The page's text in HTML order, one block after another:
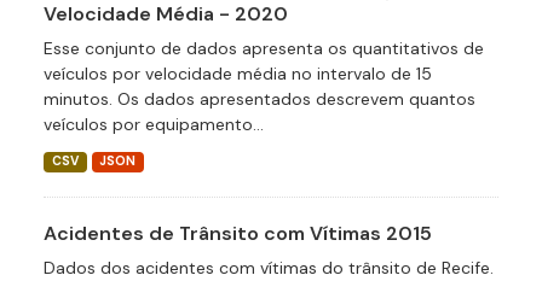
Velocidade Média - 2020
Esse conjunto de dados apresenta os quantitativos de
veículos por velocidade média no intervalo de 15
minutos. Os dados apresentados descrevem quantos
veículos por equipamento...
CSV JSON
Acidentes de Trânsito com Vítimas 2015
Dados dos acidentes com vítimas do trânsito de Recife.